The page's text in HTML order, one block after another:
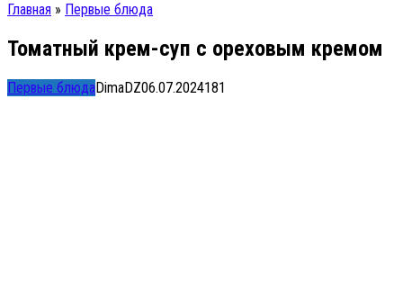
Главная » Первые блюда
Томатный крем-суп с ореховым кремом
Первые блюдаDimaDZ06.07.2024181